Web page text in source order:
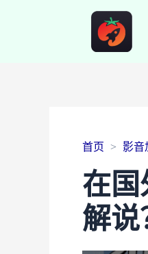
首页 影音
在国
解说